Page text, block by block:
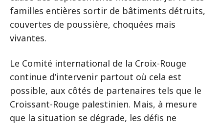
familles entières sortir de bâtiments détruits,
couvertes de poussière, choquées mais
vivantes.
Le Comité international de la Croix-Rouge
continue d’intervenir partout où cela est
possible, aux côtés de partenaires tels que le
Croissant-Rouge palestinien. Mais, à mesure
que la situation se dégrade, les défis ne